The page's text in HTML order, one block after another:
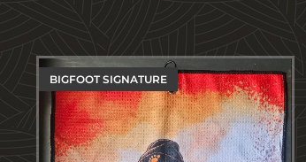
BIGFOOT SIGNATURE